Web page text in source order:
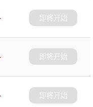
即将开始
即将开始
即将开始